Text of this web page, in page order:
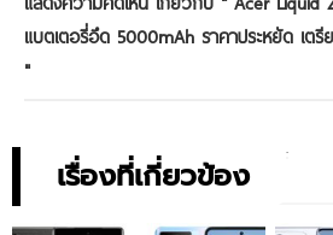
แบตเตอรี่อึด 5000mAh ราคาประหยัด เต
"
เรื่องที่เกี่ยวข้อง